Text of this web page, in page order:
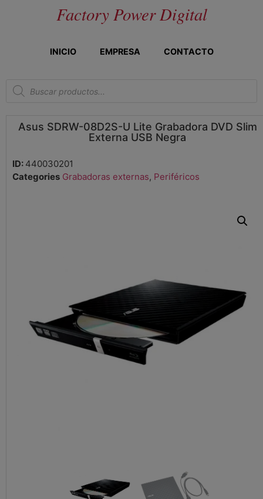
Factory Power Digital
INICIO EMPRESA CONTACTO
Asus SDRW-08D2S-U Lite Grabadora DVD Slim
Externa USB Negra
ID: 440030201
Categories Grabadoras externas, Periféricos